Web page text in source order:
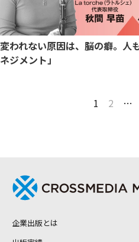
変われない原因は、脳の癖。人
ネジメント」
1 2 …
企業出版とは